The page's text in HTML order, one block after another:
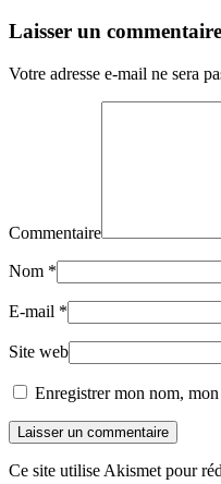
Laisser un commentaire
Votre adresse e-mail ne sera
Commentaire
Nom *
E-mail *
Site web
Enregistrer mon nom,
Laisser un commentaire
Ce site utilise Akismet pour